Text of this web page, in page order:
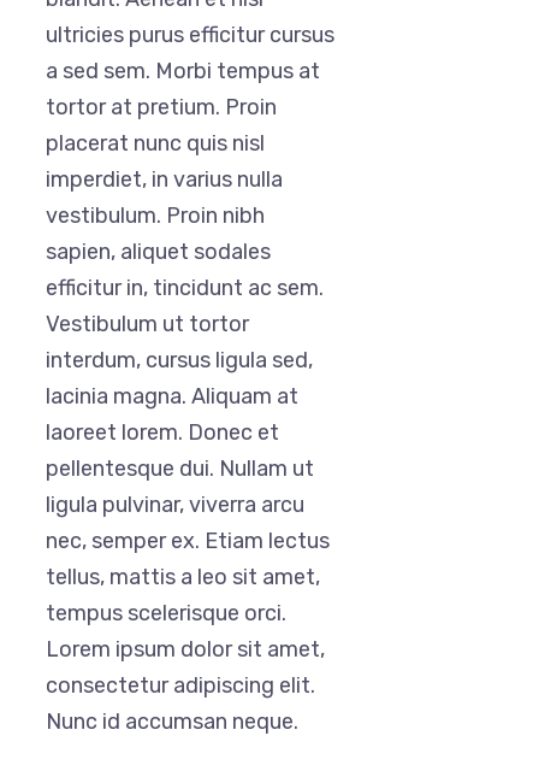
ultricies purus efficitur cursus
a sed sem. Morbi tempus at
tortor at pretium. Proin
placerat nunc quis nisl
imperdiet, in varius nulla
vestibulum. Proin nibh
sapien, aliquet sodales
efficitur in, tincidunt ac sem.
Vestibulum ut tortor
interdum, cursus ligula sed,
lacinia magna. Aliquam at
laoreet lorem. Donec et
pellentesque dui. Nullam ut
ligula pulvinar, viverra arcu
nec, semper ex. Etiam lectus
tellus, mattis a leo sit amet,
tempus scelerisque orci.
Lorem ipsum dolor sit amet,
consectetur adipiscing elit.
Nunc id accumsan neque.